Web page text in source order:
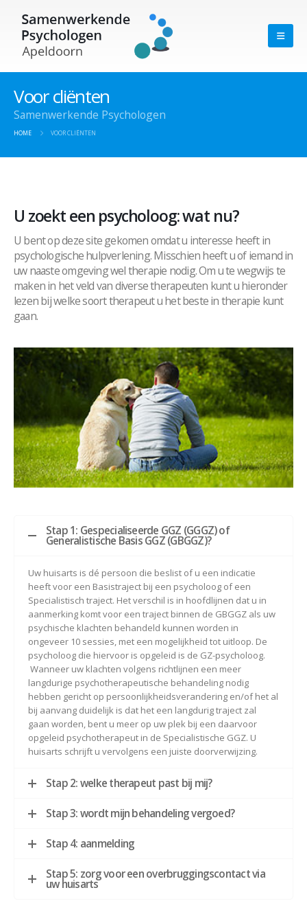
Voor cliënten
Samenwerkende Psychologen
HOME VOOR CLIËNTEN
U zoekt een psycholoog: wat nu?
U bent op deze site gekomen omdat u interesse heeft in
psychologische hulpverlening. Misschien heeft u of iemand in
uw naaste omgeving wel therapie nodig. Om u te wegwijs te
maken in het veld van diverse therapeuten kunt u hieronder
lezen bij welke soort therapeut u het beste in therapie kunt
gaan.
Stap 1: Gespecialiseerde GGZ (GGGZ) of
Generalistische Basis GGZ (GBGGZ)?
Uw huisarts is dé persoon die beslist of u een indicatie
heeft voor een Basistraject bij een psycholoog of een
Specialistisch traject. Het verschil is in hoofdlijnen dat u in
aanmerking komt voor een traject binnen de GBGGZ als uw
psychische klachten behandeld kunnen worden in
ongeveer 10 sessies, met een mogelijkheid tot uitloop. De
psycholoog die hiervoor is opgeleid is de GZ-psycholoog.
Wanneer uw klachten volgens richtlijnen een meer
langdurige psychotherapeutische behandeling nodig
hebben gericht op persoonlijkheidsverandering en/of het al
bij aanvang duidelijk is dat het een langdurig traject zal
gaan worden, bent u meer op uw plek bij een daarvoor
opgeleid psychotherapeut in de Specialistische GGZ. U
huisarts schrijft u vervolgens een juiste doorverwijzing.
Stap 2: welke therapeut past bij mij?
Stap 3: wordt mijn behandeling vergoed?
Stap 4: aanmelding
Stap 5: zorg voor een overbruggingscontact via
uw huisarts